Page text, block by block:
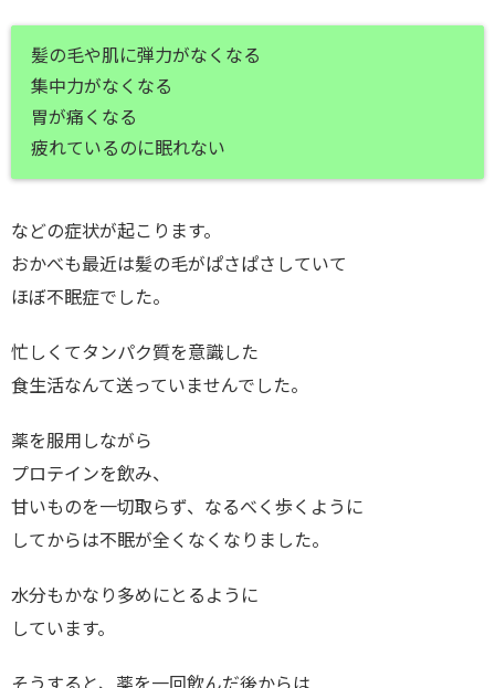
髪の毛や肌に弾力がなくなる
集中力がなくなる
胃が痛くなる
疲れているのに眠れない
などの症状が起こります。
おかべも最近は髪の毛がぱさぱさしていて
ほぼ不眠症でした。
忙しくてタンパク質を意識した
食生活なんて送っていませんでした。
薬を服用しながら
プロテインを飲み、
甘いものを一切取らず、なるべく歩くように
してからは不眠が全くなくなりました。
水分もかなり多めにとるように
しています。
そうすると、薬を一回飲んだ後からは